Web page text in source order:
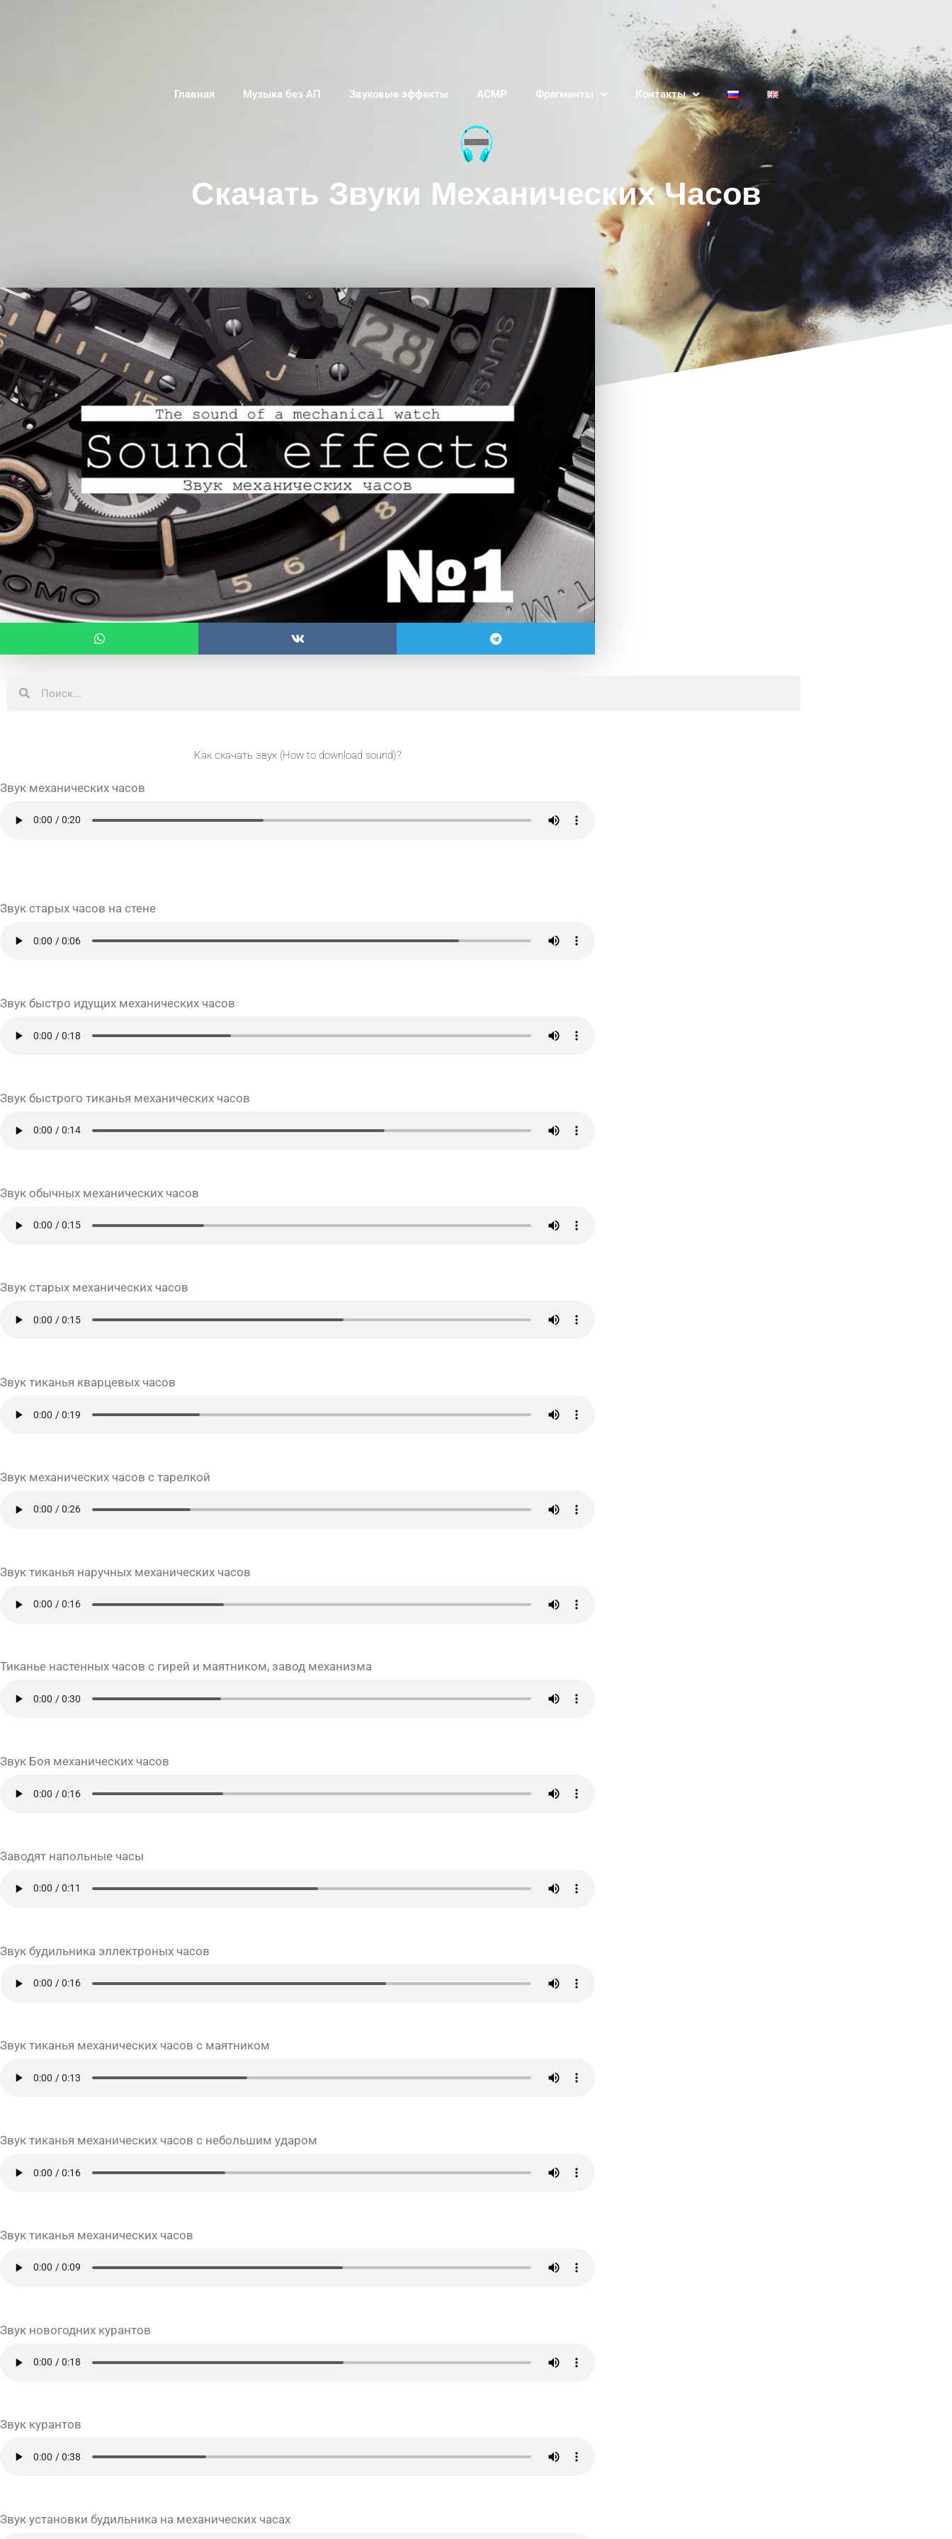
Главная Музыка без АП Звуковые эффекты АСМР Фрагменты Контакты
Скачать Звуки Механических Часов
Как скачать звук (How to download sound)?
Звук механических часов
Звук старых часов на стене
Звук быстро идущих механических часов
Звук быстрого тиканья механических часов
Звук обычных механических часов
Звук старых механических часов
Звук тиканья кварцевых часов
Звук механических часов с тарелкой
Звук тиканья наручных механических часов
Тиканье настенных часов с гирей и маятником, завод механизма
Звук Боя механических часов
Заводят напольные часы
Звук будильника эллектроных часов
Звук тиканья механических часов с маятником
Звук тиканья механических часов с небольшим ударом
Звук тиканья механических часов
Звук новогодних курантов
Звук курантов
Звук установки будильника на механических часах